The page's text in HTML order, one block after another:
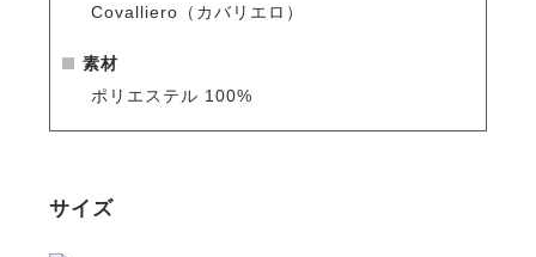
のでお早めのご注文をお勧めします。
人気商品はすぐに完売となりますので、新商品をいち
Covalliero（カバリエロ）
素材
ポリエステル 100%
サイズ